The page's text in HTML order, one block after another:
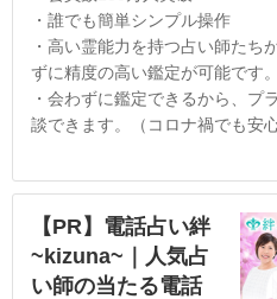
・誰でも簡単シンプル操作
・高い霊能力を持つ占い師たち
ずに精度の高い鑑定が可能です。
・会わずに鑑定できるから、プ
談できます。（コロナ禍でも安
【PR】電話占い絆
~kizuna~｜人気占
い師の当たる電話